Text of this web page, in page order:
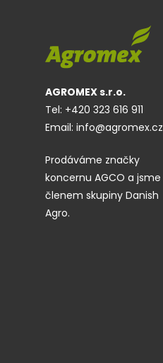
AGROMEX s.r.o.
Tel: +420 323 616 911
Email: info@agromex.cz
Prodáváme značky
koncernu AGCO a jsme
členem skupiny Danish
Agro.